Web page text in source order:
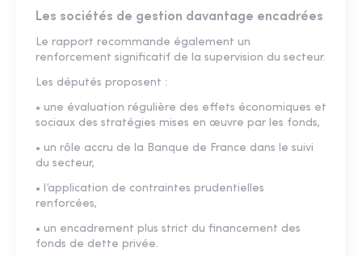
Les sociétés de gestion davantage encadrées
Le rapport recommande également un
renforcement significatif de la supervision du secteur.
Les députés proposent :
• une évaluation régulière des effets économiques et
sociaux des stratégies mises en œuvre par les fonds,
• un rôle accru de la Banque de France dans le suivi
du secteur,
• l’application de contraintes prudentielles
renforcées,
• un encadrement plus strict du financement des
fonds de dette privée.